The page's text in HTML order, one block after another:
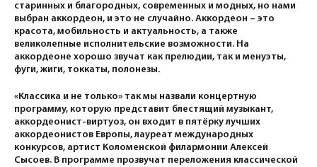
старинных и благородных, современных и модных, но нами
выбран аккордеон, и это не случайно. Аккордеон – это
красота, мобильность и актуальность, а также
великолепные исполнительские возможности. На
аккордеоне хорошо звучат как прелюдии, так и менуэты,
фуги, жиги, токкаты, полонезы.
«Классика и не только» так мы назвали концертную
программу, которую представит блестящий музыкант,
аккордеонист-виртуоз, он входит в пятёрку лучших
аккордеонистов Европы, лауреат международных
конкурсов, артист Коломенской филармонии Алексей
Сысоев. В программе прозвучат переложения классической